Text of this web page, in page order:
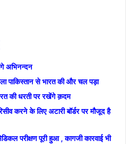
अभिनन्दन
पाकिस्तान से भारत की और चल पड़ा
की धरती पर रखेंगे क़दम
करने के लिए अटारी बॉर्डर पर मौजूद है
परीक्षण पूरी हुआ , कागजी कारवाई भी